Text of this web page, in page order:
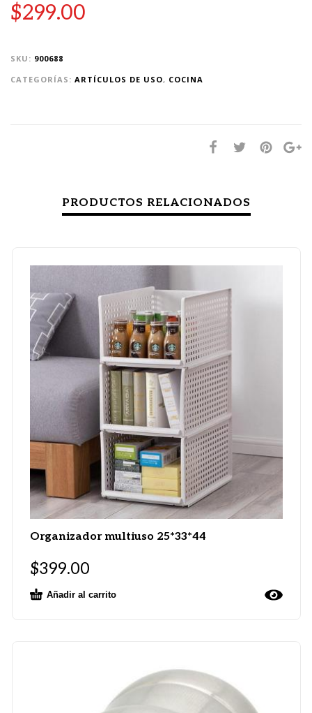
$299.00
SKU: 900688
CATEGORÍAS: ARTÍCULOS DE USO, COCINA
PRODUCTOS RELACIONADOS
Organizador multiuso 25*33*44
$399.00
Añadir al carrito